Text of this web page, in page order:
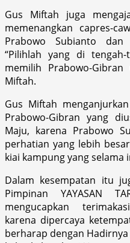
Gus Miftah juga
memenangkan capres-
Prabowo Subianto dan
“Pilihlah yang di
memilih Prabowo-
Miftah.
Gus Miftah
Prabowo-Gibran yang
Maju, karena Prabowo
perhatian yang lebih
kiai kampung yang
Dalam kesempatan itu
Pimpinan YAYASAN
mengucapkan
karena dipercaya
berharap dengan